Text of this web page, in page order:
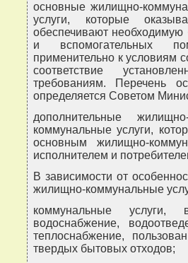
основные жилищно-
услуги, которые
обеспечивают
и вспомогательных
применительно к условиям
соответствие
требованиям. Перечень
определяется Советом
дополнительные
коммунальные услуги,
основным жилищно-
исполнителем и
В зависимости от
жилищно-коммунальные
коммунальные
водоснабжение,
теплоснабжение,
твердых бытовых отходов;